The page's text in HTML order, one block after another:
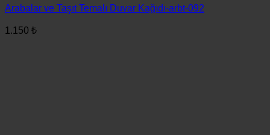
Arabalar ve Taşıt Temalı Duvar Kağıdı-arbt-092
1.150 ₺